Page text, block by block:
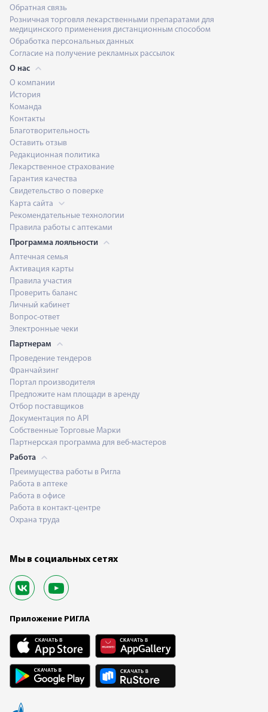
Обратная связь
Розничная торговля лекарственными препаратами для
медицинского применения дистанционным способом
Обработка персональных данных
Согласие на получение рекламных рассылок
О нас
О компании
История
Команда
Контакты
Благотворительность
Оставить отзыв
Редакционная политика
Лекарственное страхование
Гарантия качества
Свидетельство о поверке
Карта сайта
Рекомендательные технологии
Правила работы с аптеками
Программа лояльности
Аптечная семья
Активация карты
Правила участия
Проверить баланс
Личный кабинет
Вопрос-ответ
Электронные чеки
Партнерам
Проведение тендеров
Франчайзинг
Портал производителя
Предложите нам площади в аренду
Отбор поставщиков
Документация по API
Собственные Торговые Марки
Партнерская программа для веб-мастеров
Работа
Преимущества работы в Ригла
Работа в аптеке
Работа в офисе
Работа в контакт-центре
Охрана труда
Мы в социальных сетях
Приложение РИГЛА